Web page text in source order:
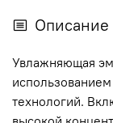
Описание
Увлажняющая
технологий.